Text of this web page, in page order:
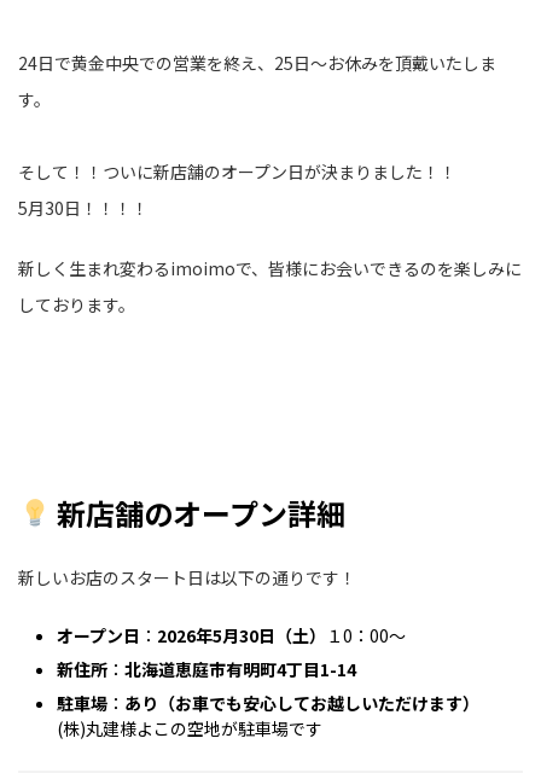
24日で黄金中央での営業を終え、25日～お休みを頂戴いたしま
す。
そして！！ついに新店舗のオープン日が決まりました！！
5月30日！！！！
新しく生まれ変わるimoimoで、皆様にお会いできるのを楽しみに
しております。
新店舗のオープン詳細
新しいお店のスタート日は以下の通りです！
オープン日 ： 2026年5月30日（土） １0：00～
新住所 ： 北海道恵庭市有明町4丁目1-14
駐車場 ： あり（お車でも安心してお越しいただけます）
(株)丸建様よこの空地が駐車場です